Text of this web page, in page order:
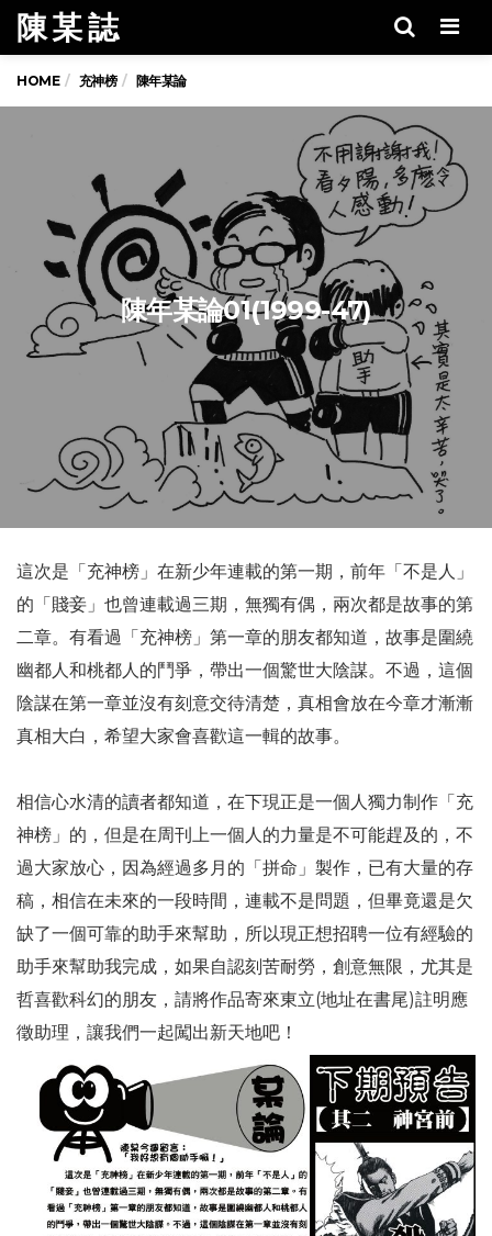
陳 某 誌
HOME 充神榜 陳年某論
陳年某論01(1999-47)
這次是「充神榜」在新少年連載的第一期，前年「不是人」
的「賤妾」也曾連載過三期，無獨有偶，兩次都是故事的第
二章。有看過「充神榜」第一章的朋友都知道，故事是圍繞
幽都人和桃都人的鬥爭，帶出一個驚世大陰謀。不過，這個
陰謀在第一章並沒有刻意交待清楚，真相會放在今章才漸漸
真相大白，希望大家會喜歡這一輯的故事。
相信心水清的讀者都知道，在下現正是一個人獨力制作「充
神榜」的，但是在周刊上一個人的力量是不可能趕及的，不
過大家放心，因為經過多月的「拼命」製作，已有大量的存
稿，相信在未來的一段時間，連載不是問題，但畢竟還是欠
缺了一個可靠的助手來幫助，所以現正想招聘一位有經驗的
助手來幫助我完成，如果自認刻苦耐勞，創意無限，尤其是
哲喜歡科幻的朋友，請將作品寄來東立(地址在書尾)註明應
徵助理，讓我們一起闖出新天地吧！